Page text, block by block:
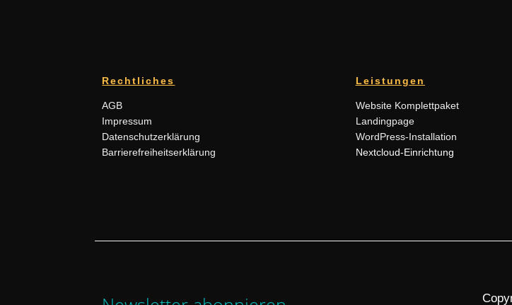
Rechtliches
AGB
Impressum
Datenschutzerklärung
Barrierefreiheitserklärung
Leistungen
Website Komplettpaket
Landingpage
WordPress-Installation
Nextcloud-Einrichtung